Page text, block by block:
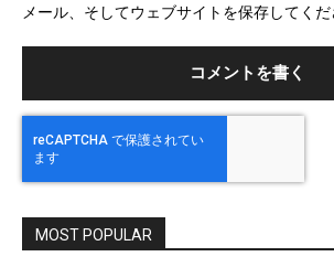
メール、そしてウェブサイトを保存してくだ
MOST POPULAR